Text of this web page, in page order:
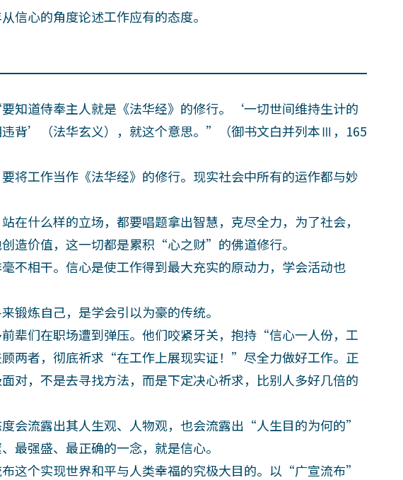
心的角度论述工作应有的态度。
道侍奉主人就是《法华经》的修行。‘一切世间维持生计的
违背’（法华玄义），就这个意思。”（御书文白并列本Ⅲ，165
工作当作《法华经》的修行。现实社会中所有的运作都与妙
什么样的立场，都要唱题拿出智慧，克尽全力，为了社会，
造价值，这一切都是累积“心之财”的佛道修行。
相干。信心是使工作得到最大充实的原动力，学会活动也
炼自己，是学会引以为豪的传统。
们在职场遭到弹压。他们咬紧牙关，抱持“信心一人份，工
两者，彻底祈求“在工作上展现实证！”尽全力做好工作。正
对，不是去寻找方法，而是下定决心祈求，比别人多好几倍的
流露出其人生观、人物观，也会流露出“人生目的为何的”
最强盛、最正确的一念，就是信心。
个实现世界和平与人类幸福的究极大目的。以“广宣流布”